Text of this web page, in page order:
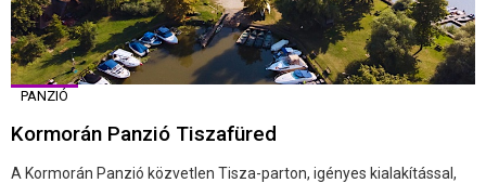
PANZIÓ
Kormorán Panzió Tiszafüred
A Kormorán Panzió közvetlen Tisza-parton, igényes kialakítással,